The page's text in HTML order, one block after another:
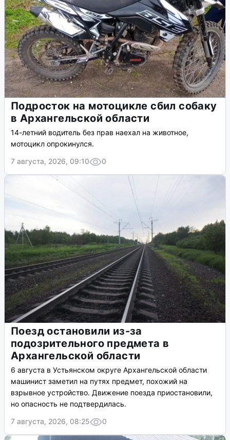
Подросток на мотоцикле сбил собаку
в Архангельской области
14-летний водитель без прав наехал на животное,
мотоцикл опрокинулся.
7 августа, 2026, 09:10
0
Поезд остановили из-за
подозрительного предмета в
Архангельской области
6 августа в Устьянском округе Архангельской области
машинист заметил на путях предмет, похожий на
взрывное устройство. Движение поезда приостановили,
но опасность не подтвердилась.
7 августа, 2026, 08:25
0